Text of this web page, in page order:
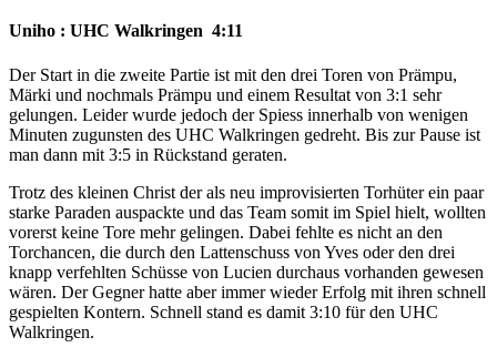
Uniho : UHC Walkringen 4:11
Der Start in die zweite Partie ist mit den drei Toren von Prämpu,
Märki und nochmals Prämpu und einem Resultat von 3:1 sehr
gelungen. Leider wurde jedoch der Spiess innerhalb von wenigen
Minuten zugunsten des UHC Walkringen gedreht. Bis zur Pause ist
man dann mit 3:5 in Rückstand geraten.
Trotz des kleinen Christ der als neu improvisierten Torhüter ein paar
starke Paraden auspackte und das Team somit im Spiel hielt, wollten
vorerst keine Tore mehr gelingen. Dabei fehlte es nicht an den
Torchancen, die durch den Lattenschuss von Yves oder den drei
knapp verfehlten Schüsse von Lucien durchaus vorhanden gewesen
wären. Der Gegner hatte aber immer wieder Erfolg mit ihren schnell
gespielten Kontern. Schnell stand es damit 3:10 für den UHC
Walkringen.